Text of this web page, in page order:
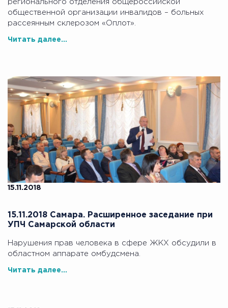
регионального отделения общероссийской
общественной организации инвалидов – больных
рассеянным склерозом «Оплот».
Читать далее...
15.11.2018
15.11.2018 Самара. Расширенное заседание при
УПЧ Самарской области
Нарушения прав человека в сфере ЖКХ обсудили в
областном аппарате омбудсмена.
Читать далее...